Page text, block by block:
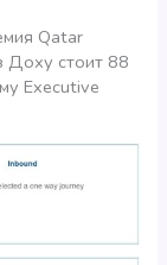
Qatar
Доху стоит 88
Executive